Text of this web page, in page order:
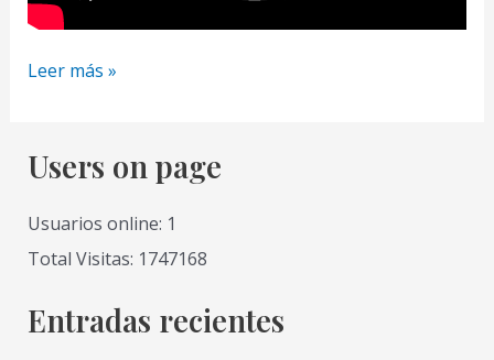
Como
Realista
de
Mujer
Lapiz
y
Leer más »
Users on page
Usuarios online: 1
Total Visitas: 1747168
Entradas recientes